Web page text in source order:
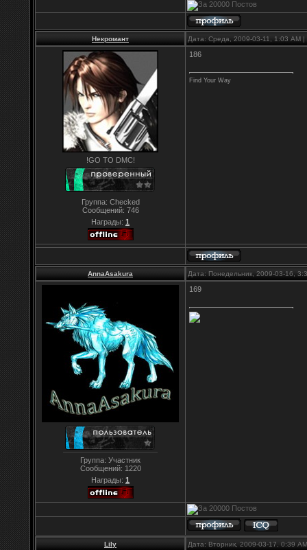
Некромант Дата: Среда, 2009-03-11, 1:03 AM
!GO TO DMC!
Группа: Checked
Сообщений: 746
Награды: 1
186
Find Your Way
AnnaAsakura Дата: Понедельник, 2009-03-16,
Группа: Участник
Сообщений: 1220
Награды: 1
169
Lily Дата: Вторник, 2009-03-17, 0:39